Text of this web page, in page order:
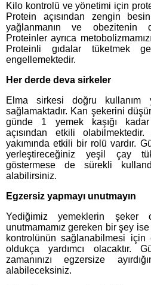
Kilo kontrolü ve yönetimi için
Protein açısından zengin
yağlanmanın ve obezitenin
Proteinler ayrıca
Proteinli gıdalar tüketmek
engellemektedir.
Her derde deva sirkeler
Elma sirkesi doğru kullanım
sağlamaktadır. Kan şekerini
günde 1 yemek kaşığı
açısından etkili
yakımında etkili bir rolü vardır.
yerleştireceğiniz yeşil çay
göstermese de sürekli
alabilirsiniz.
Egzersiz yapmayı unutmayın
Yediğimiz yemeklerin şeker
unutmamamız gereken bir şey
kontrolünün sağlanabilmesi
oldukça yardımcı olacaktır.
zamanınızı egzersize
alabileceksiniz.